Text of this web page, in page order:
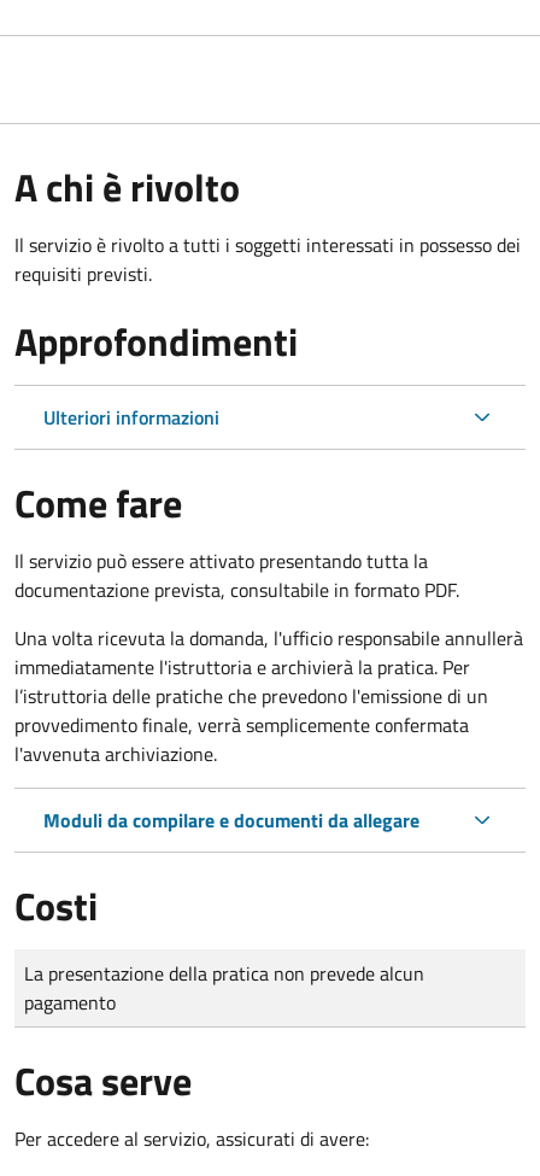
A chi è rivolto
Il servizio è rivolto a tutti i soggetti interessati in possesso dei
requisiti previsti.
Approfondimenti
Ulteriori informazioni
Come fare
Il servizio può essere attivato presentando tutta la
documentazione prevista, consultabile in formato PDF.
Una volta ricevuta la domanda, l'ufficio responsabile annullerà
immediatamente l'istruttoria e archivierà la pratica. Per
l’istruttoria delle pratiche che prevedono l'emissione di un
provvedimento finale, verrà semplicemente confermata
l'avvenuta archiviazione.
Moduli da compilare e documenti da allegare
Costi
Tipo di pagamento
Importo
La presentazione della pratica non prevede alcun
pagamento
Cosa serve
Per accedere al servizio, assicurati di avere: